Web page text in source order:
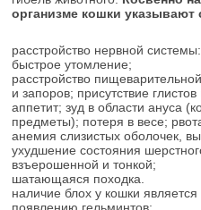
организме кошки
расстройство нервной
быстрое утомление;
расстройство
и запоров; присутствие
аппетит; зуд в области ануса
предметы); потеря в весе;
анемия слизистых оболочек,
ухудшение состояния
взъерошенной и тонкой;
шатающаяся походка.
наличие блох у кошки